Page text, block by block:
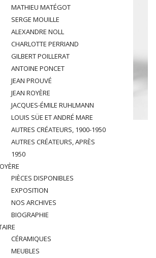
(1892-1970) &
ALIX (1897-1987)
circa 1933
et métal tubulaire chromé
cm
15.4 in.
MATHIEU MATÉGOT
SERGE MOUILLE
ALEXANDRE NOLL
CHARLOTTE PERRIAND
GILBERT POILLERAT
ANTOINE PONCET
JEAN PROUVÉ
JEAN ROYÈRE
JACQUES-ÉMILE RUHLMANN
LOUIS SÜE ET ANDRÉ MARE
AUTRES CRÉATEURS, 1900-1950
AUTRES CRÉATEURS, APRÈS
1950
PIÈCES DISPONIBLES
EXPOSITION
NOS ARCHIVES
BIOGRAPHIE
CÉRAMIQUES
MEUBLES